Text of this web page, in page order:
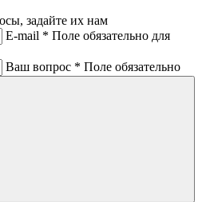
задайте их нам
E-mail * Поле обязательно для
Ваш вопрос * Поле обязательно